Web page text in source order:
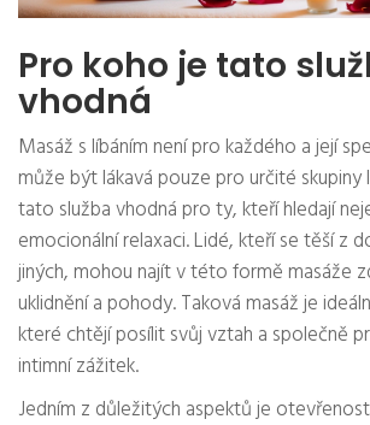
Pro koho je tato
vhodná
Masáž s líbáním není pro každého a její
může být lákavá pouze pro určité skupiny
tato služba vhodná pro ty, kteří hledají
emocionální relaxaci. Lidé, kteří se těší z
jiných, mohou najít v této formě masáže
uklidnění a pohody. Taková masáž je
které chtějí posílit svůj vztah a společně
intimní zážitek.
Jedním z důležitých aspektů je